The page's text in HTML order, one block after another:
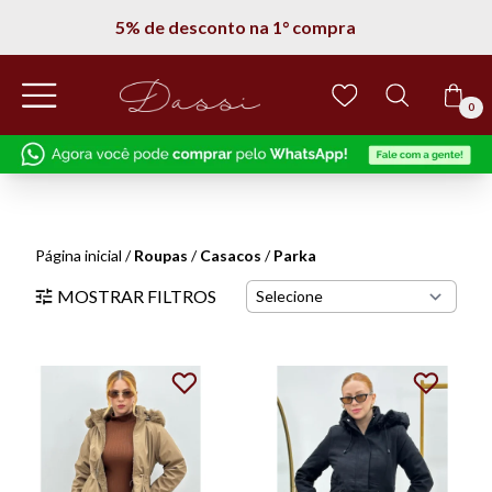
5% de desconto na 1° compra
0
Página inicial /Roupas /Casacos /Parka
MOSTRAR FILTROS
Cadastre_seeganhe 5% Offna
Concordo com os termos de Política de
Privacidade
EU QUERO!